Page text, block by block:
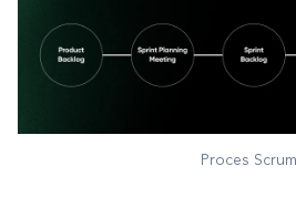
Proces Scrum